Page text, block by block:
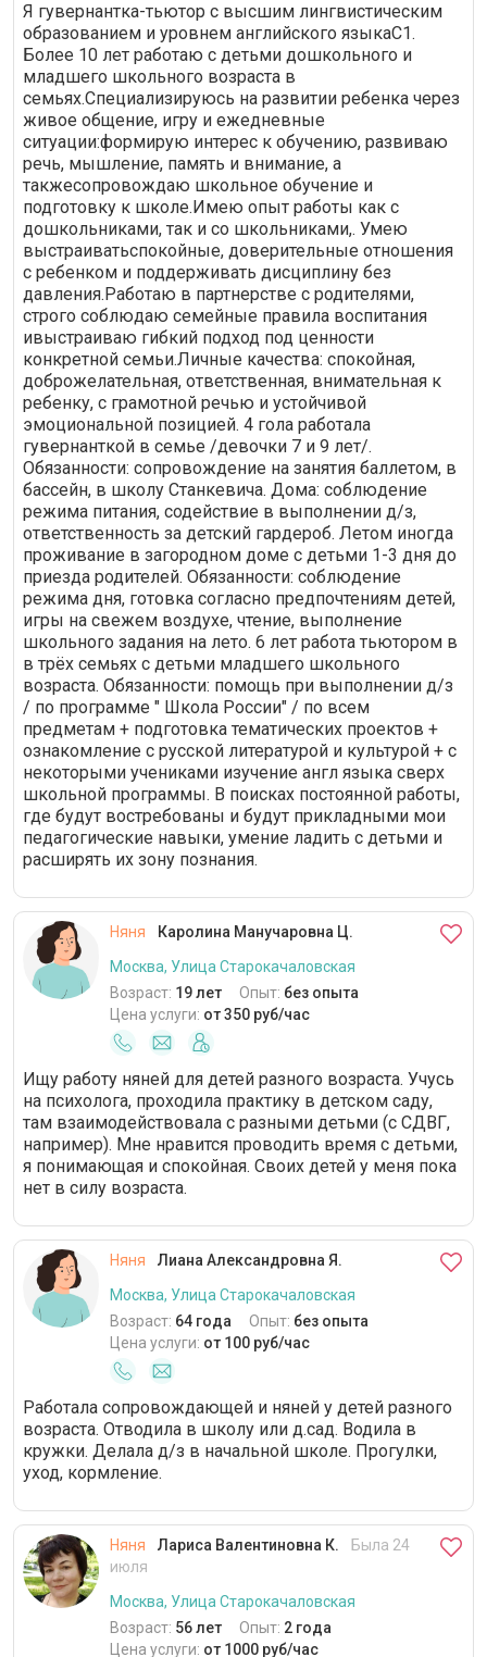
Я гувернантка-тьютор с высшим лингвистическим
образованием и уровнем английского языкаC1.
Более 10 лет работаю с детьми дошкольного и
младшего школьного возраста в
семьях.Специализируюсь на развитии ребенка через
живое общение, игру и ежедневные
ситуации:формирую интерес к обучению, развиваю
речь, мышление, память и внимание, а
такжесопровождаю школьное обучение и
подготовку к школе.Имею опыт работы как с
дошкольниками, так и со школьниками,. Умею
выстраиватьспокойные, доверительные отношения
с ребенком и поддерживать дисциплину без
давления.Работаю в партнерстве с родителями,
строго соблюдаю семейные правила воспитания
ивыстраиваю гибкий подход под ценности
конкретной семьи.Личные качества: спокойная,
доброжелательная, ответственная, внимательная к
ребенку, с грамотной речью и устойчивой
эмоциональной позицией. 4 гола работала
гувернанткой в семье /девочки 7 и 9 лет/.
Обязанности: сопровождение на занятия баллетом, в
бассейн, в школу Станкевича. Дома: соблюдение
режима питания, содействие в выполнении д/з,
ответственность за детский гардероб. Летом иногда
проживание в загородном доме с детьми 1-3 дня до
приезда родителей. Обязанности: соблюдение
режима дня, готовка согласно предпочтениям детей,
игры на свежем воздухе, чтение, выполнение
школьного задания на лето. 6 лет работа тьютором в
в трёх семьях с детьми младшего школьного
возраста. Обязанности: помощь при выполнении д/з
/ по программе " Школа России" / по всем
предметам + подготовка тематических проектов +
ознакомление с русской литературой и культурой + с
некоторыми учениками изучение англ языка сверх
школьной программы. В поисках постоянной работы,
где будут востребованы и будут прикладными мои
педагогические навыки, умение ладить с детьми и
расширять их зону познания.
Няня
Каролина Манучаровна Ц.
Москва, Улица Старокачаловская
Возраст: 19 лет Опыт: без опыта
Цена услуги: от 350 руб/час
Ищу работу няней для детей разного возраста. Учусь
на психолога, проходила практику в детском саду,
там взаимодействовала с разными детьми (с СДВГ,
например). Мне нравится проводить время с детьми,
я понимающая и спокойная. Своих детей у меня пока
нет в силу возраста.
Няня
Лиана Александровна Я.
Москва, Улица Старокачаловская
Возраст: 64 года Опыт: без опыта
Цена услуги: от 100 руб/час
Работала сопровождающей и няней у детей разного
возраста. Отводила в школу или д.сад. Водила в
кружки. Делала д/з в начальной школе. Прогулки,
уход, кормление.
Няня Лариса Валентиновна К.
Была 24
июля
Москва, Улица Старокачаловская
Возраст: 56 лет Опыт: 2 года
Цена услуги: от 1000 руб/час